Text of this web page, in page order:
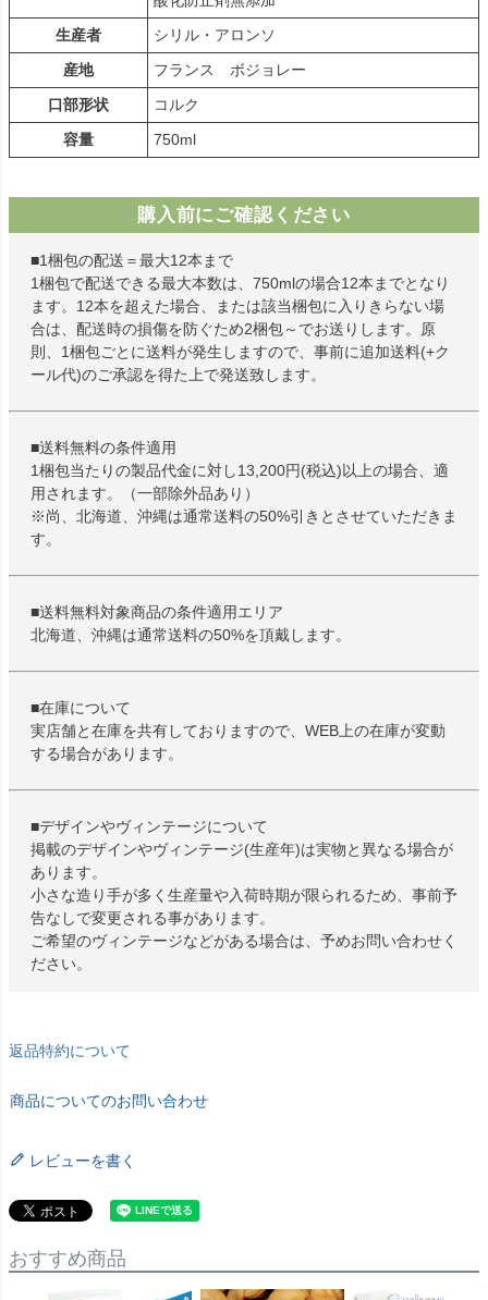
生産者
シリル・アロンソ
産地
フランス ボジョレー
口部形状
コルク
容量
750ml
購入前にご確認ください
■1梱包の配送＝最大12本まで
1梱包で配送できる最大本数は、750mlの場合12本までとなり
ます。12本を超えた場合、または該当梱包に入りきらない場
合は、配送時の損傷を防ぐため2梱包～でお送りします。原
則、1梱包ごとに送料が発生しますので、事前に追加送料(+ク
ール代)のご承認を得た上で発送致します。
■送料無料の条件適用
1梱包当たりの製品代金に対し13,200円(税込)以上の場合、適
用されます。（一部除外品あり）
※尚、北海道、沖縄は通常送料の50%引きとさせていただきま
す。
■送料無料対象商品の条件適用エリア
北海道、沖縄は通常送料の50%を頂戴します。
■在庫について
実店舗と在庫を共有しておりますので、WEB上の在庫が変動
する場合があります。
■デザインやヴィンテージについて
掲載のデザインやヴィンテージ(生産年)は実物と異なる場合が
あります。
小さな造り手が多く生産量や入荷時期が限られるため、事前予
告なしで変更される事があります。
ご希望のヴィンテージなどがある場合は、予めお問い合わせく
ださい。
返品特約について
商品についてのお問い合わせ
レビューを書く
おすすめ商品